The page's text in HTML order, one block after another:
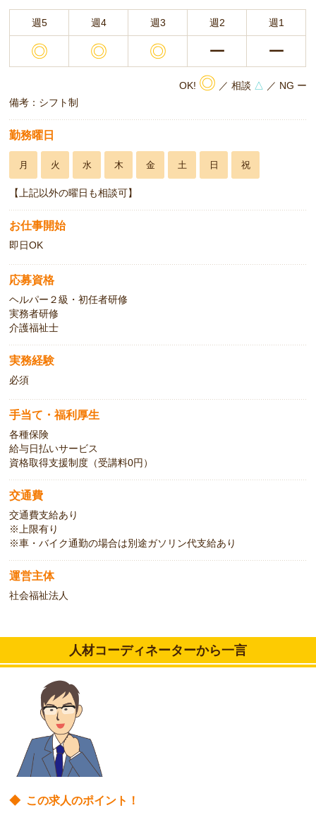
週5 週4 週3 週2 週1
◎ ◎ ◎ ー ー
OK! ◎ ／ 相談 △ ／ NG ー
備考：シフト制
勤務曜日
月 火 水 木 金 土 日 祝
【上記以外の曜日も相談可】
お仕事開始
即日OK
応募資格
ヘルパー２級・初任者研修
実務者研修
介護福祉士
実務経験
必須
手当て・福利厚生
各種保険
給与日払いサービス
資格取得支援制度（受講料0円）
交通費
交通費支給あり
※上限有り
※車・バイク通勤の場合は別途ガソリン代支給あり
運営主体
社会福祉法人
人材コーディネーターから一言
◆ この求人のポイント！